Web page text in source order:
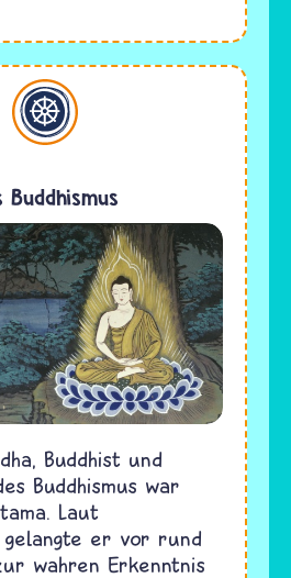
Buddhismus
Buddhist und
Buddhismus war
Laut
er vor rund
wahren Erkenntnis